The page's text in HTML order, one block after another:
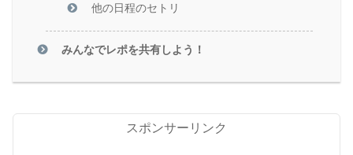
他の日程のセトリ
みんなでレポを共有しよう！
スポンサーリンク